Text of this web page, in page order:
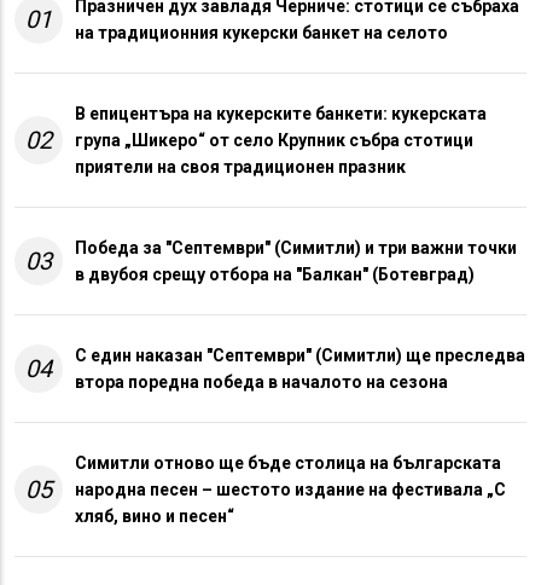
01
Празничен дух завладя Черниче: стотици се събраха
на традиционния кукерски банкет на селото
02
В епицентъра на кукерските банкети: кукерската
група „Шикеро“ от село Крупник събра стотици
приятели на своя традиционен празник
03
Победа за "Септември" (Симитли) и три важни точки
в двубоя срещу отбора на "Балкан" (Ботевград)
04
С един наказан "Септември" (Симитли) ще преследва
втора поредна победа в началото на сезона
05
Симитли отново ще бъде столица на българската
народна песен – шестото издание на фестивала „С
хляб, вино и песен“